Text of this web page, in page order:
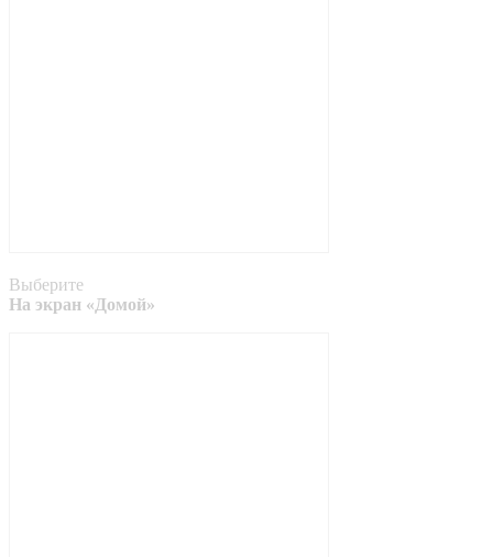
Выберите
На экран «Домой»